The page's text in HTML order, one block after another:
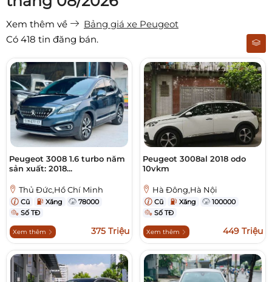
Xem thêm về
Bảng giá xe Peugeot
Có 418 tin đăng bán.
Peugeot 3008 1.6 turbo năm
sản xuất: 2018...
Thủ Đức,Hồ Chí Minh
Cũ Xăng
78000
Số TĐ
Xem thêm 375 Triệu
Peugeot 3008al 2018 odo
10vkm
Hà Đông,Hà Nội
Cũ Xăng
100000
Số TĐ
Xem thêm 449 Triệu